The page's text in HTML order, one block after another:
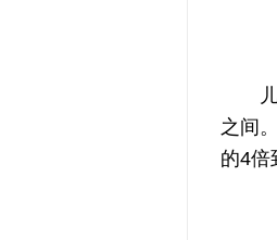
儿
之间
的4倍